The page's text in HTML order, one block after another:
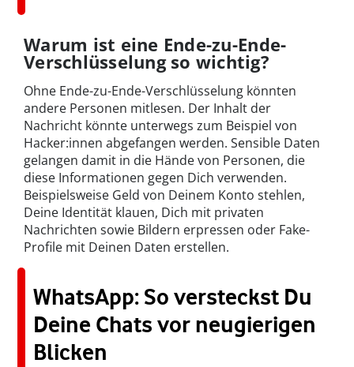
Warum ist eine Ende-zu-Ende-
Verschlüsselung so wichtig?
Ohne Ende-zu-Ende-Verschlüsselung könnten
andere Personen mitlesen. Der Inhalt der
Nachricht könnte unterwegs zum Beispiel von
Hacker:innen abgefangen werden. Sensible Daten
gelangen damit in die Hände von Personen, die
diese Informationen gegen Dich verwenden.
Beispielsweise Geld von Deinem Konto stehlen,
Deine Identität klauen, Dich mit privaten
Nachrichten sowie Bildern erpressen oder Fake-
Profile mit Deinen Daten erstellen.
WhatsApp: So versteckst Du
Deine Chats vor neugierigen
Blicken